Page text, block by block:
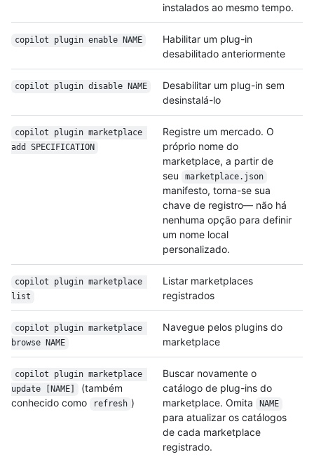
instalados ao mesmo tempo.
copilot plugin enable NAME
Habilitar um plug-in
desabilitado anteriormente
copilot plugin disable NAME
Desabilitar um plug-in sem
desinstalá-lo
copilot plugin marketplace
add SPECIFICATION
Registre um mercado. O
próprio nome do
marketplace, a partir de
seu
marketplace.json
manifesto, torna-se sua
chave de registro— não há
nenhuma opção para definir
um nome local
personalizado.
copilot plugin marketplace
list
Listar marketplaces
registrados
copilot plugin marketplace
browse NAME
Navegue pelos plugins do
marketplace
copilot plugin marketplace
update [NAME]
(também
conhecido como
refresh )
Buscar novamente o
catálogo de plug-ins do
marketplace. Omita
NAME
para atualizar os catálogos
de cada marketplace
registrado.